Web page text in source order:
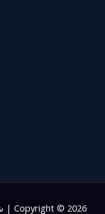
Copyright © 2026 | شركة الكرامة